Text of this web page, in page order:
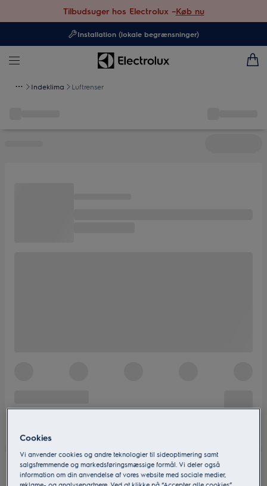
Tilbudsuger hos Electrolux –Køb nu
Installation (lokale begrænsninger)
Indeklima Luftrenser
Cookies
Vi anvender cookies og andre teknologier til sideoptimering samt
salgsfremmende og markedsføringsmæssige formål. Vi deler også
information om din anvendelse af vores website med sociale medier,